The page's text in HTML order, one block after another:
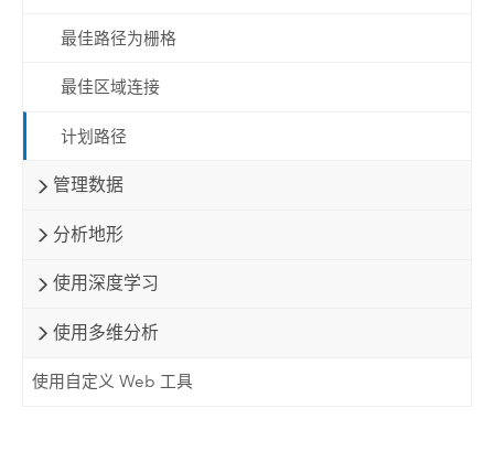
最佳路径为栅格
最佳区域连接
计划路径
管理数据
分析地形
使用深度学习
使用多维分析
使用自定义 Web 工具